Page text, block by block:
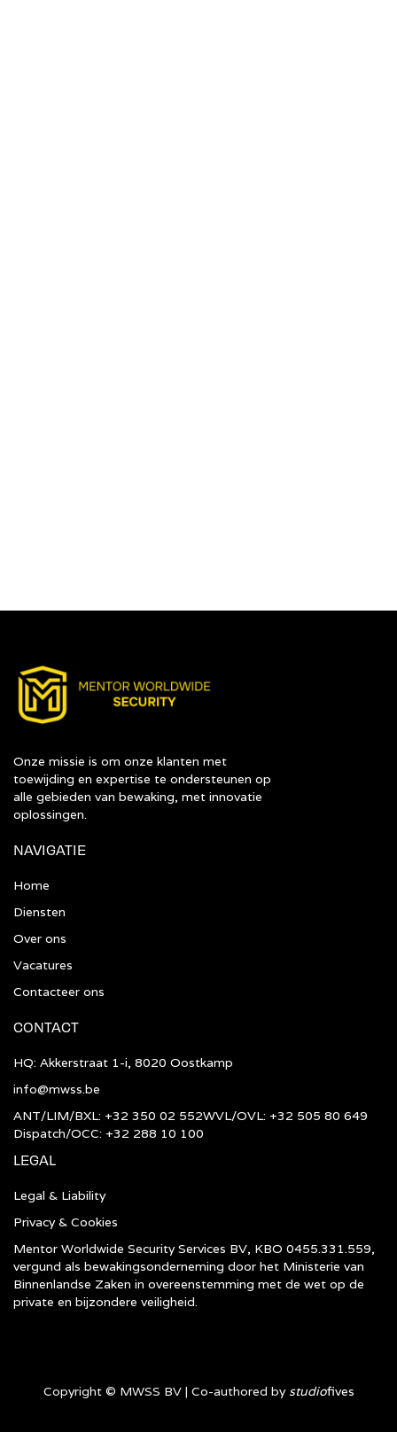
Onze missie is om onze klanten met
toewijding en expertise te ondersteunen op
alle gebieden van bewaking, met innovatie
oplossingen.
NAVIGATIE
Home
Diensten
Over ons
Vacatures
Contacteer ons
CONTACT
HQ: Akkerstraat 1-i, 8020 Oostkamp
info@mwss.be
ANT/LIM/BXL: +32 350 02 552WVL/OVL: +32 505 80 649
Dispatch/OCC: +32 288 10 100
LEGAL
Legal & Liability
Privacy & Cookies
Mentor Worldwide Security Services BV, KBO 0455.331.559,
vergund als bewakingsonderneming door het Ministerie van
Binnenlandse Zaken in overeenstemming met de wet op de
private en bijzondere veiligheid.
Copyright © MWSS BV | Co-authored by studiofives